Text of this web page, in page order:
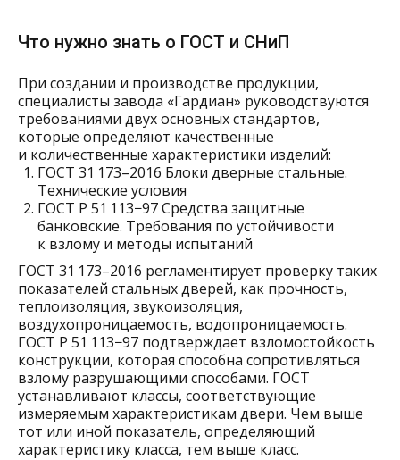
Что нужно знать о ГОСТ и СНиП
При создании и производстве продукции,
специалисты завода «Гардиан» руководствуются
требованиями двух основных стандартов,
которые определяют качественные
и количественные характеристики изделий:
ГОСТ 31 173–2016 Блоки дверные стальные.
Технические условия
ГОСТ Р 51 113−97 Средства защитные
банковские. Требования по устойчивости
к взлому и методы испытаний
ГОСТ 31 173–2016 регламентирует проверку таких
показателей стальных дверей, как прочность,
теплоизоляция, звукоизоляция,
воздухопроницаемость, водопроницаемость.
ГОСТ Р 51 113−97 подтверждает взломостойкость
конструкции, которая способна сопротивляться
взлому разрушающими способами. ГОСТ
устанавливают классы, соответствующие
измеряемым характеристикам двери. Чем выше
тот или иной показатель, определяющий
характеристику класса, тем выше класс.